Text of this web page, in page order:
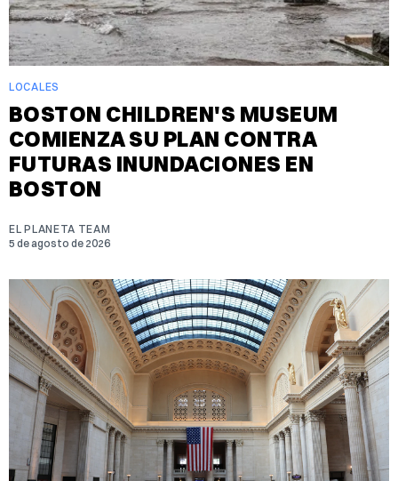
LOCALES
BOSTON CHILDREN'S MUSEUM
COMIENZA SU PLAN CONTRA
FUTURAS INUNDACIONES EN
BOSTON
EL PLANETA TEAM
5 de agosto de 2026